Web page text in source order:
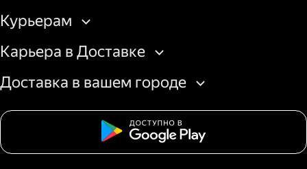
Курьерам
Карьера в Доставке
Доставка в вашем городе